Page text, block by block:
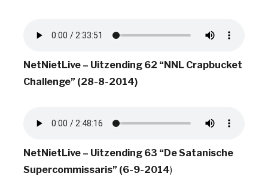
NetNietLive – Uitzending 62 “NNL Crapbucket
Challenge” (28-8-2014)
NetNietLive – Uitzending 63 “De Satanische
Supercommissaris” (6-9-2014)